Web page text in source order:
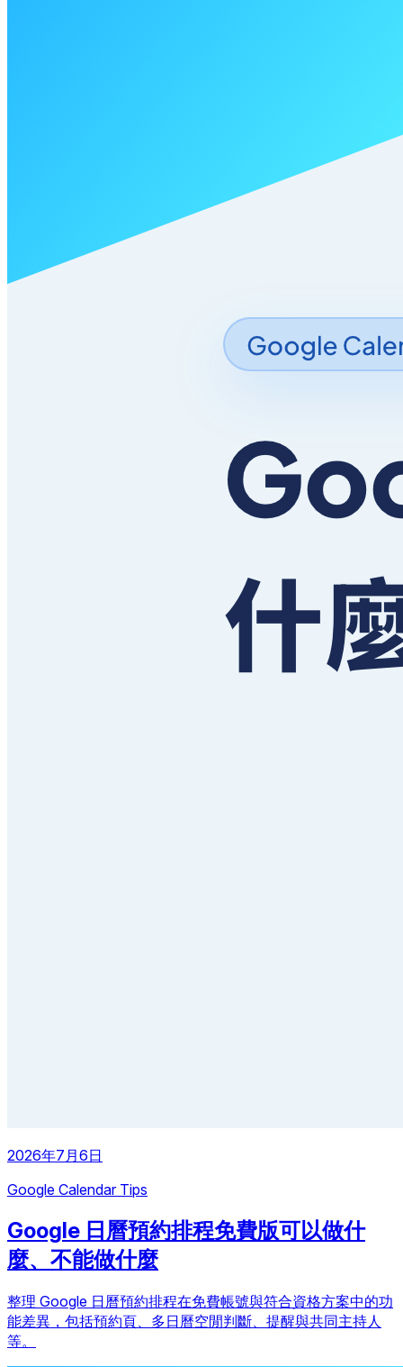
2026年7月6日
Google Calendar Tips
Google 日曆預約排程免費版可以做什
麼、不能做什麼
整理 Google 日曆預約排程在免費帳號與符合資格方案中的功
能差異，包括預約頁、多日曆空閒判斷、提醒與共同主持人
等。